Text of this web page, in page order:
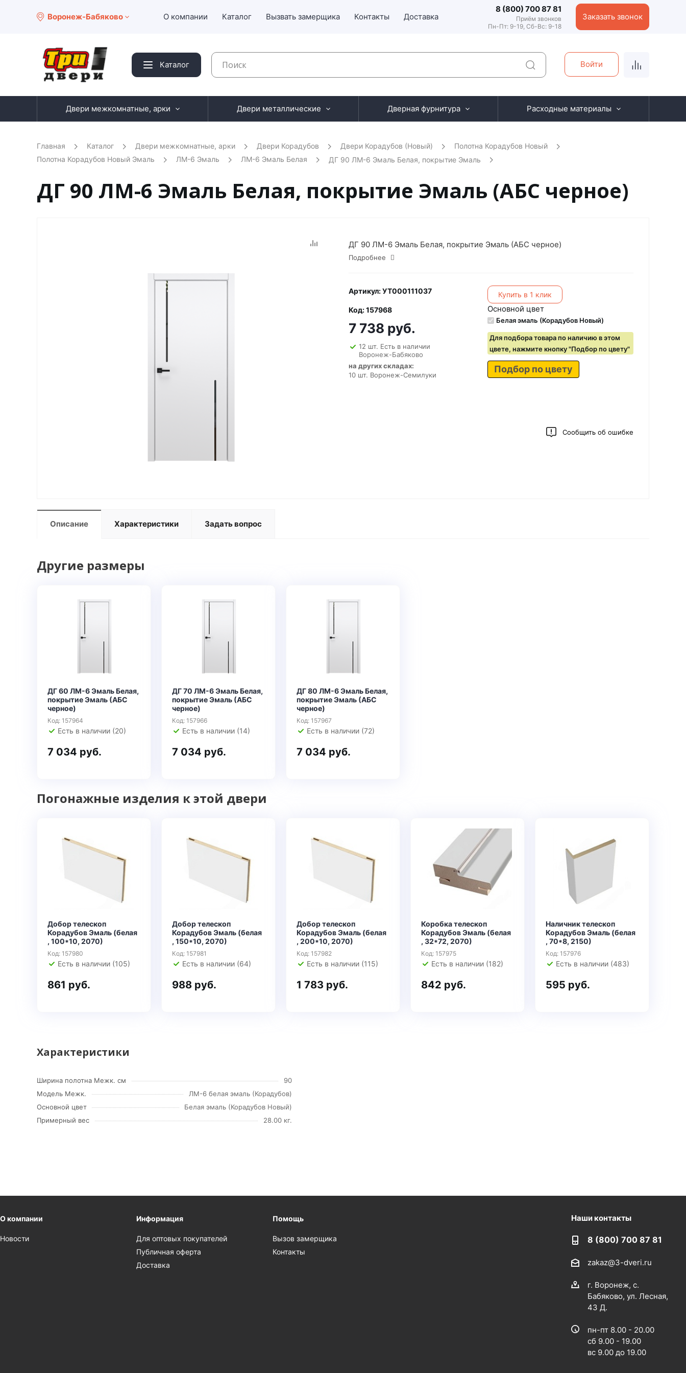
Воронеж-Бабяково О компании Каталог Вызвать замерщика Контакты Доставка
8 (800) 700 87 81
Приём звонков
Пн-Пт: 9-19, Сб-Вс: 9-18
Заказать звонок
Каталог Войти
Двери межкомнатные, арки Двери металлические Дверная фурнитура Расходные материалы
Главная Каталог Двери межкомнатные, арки Двери Корадубов Двери Корадубов (Новый)
Полотна Корадубов Новый
Полотна Корадубов Новый Эмаль
ЛМ-6 Эмаль ЛМ-6 Эмаль Белая ДГ 90 ЛМ-6 Эмаль Белая, покрытие Эмаль
ДГ 90 ЛМ-6 Эмаль Белая, покрытие Эмаль (АБС черное)
ДГ 90 ЛМ-6 Эмаль Белая, покрытие Эмаль (АБС черное)
Подробнее
Артикул: УТ000111037
Код: 157968
7 738 руб.
12 шт. Есть в наличии
Воронеж-Бабяково
на других складах:
10 шт. Воронеж-Семилуки
Купить в 1 клик
Основной цвет
Белая эмаль (Корадубов Новый)
Для подбора товара по наличию в этом
цвете, нажмите кнопку "Подбор по цвету"
Подбор по цвету
Сообщить об ошибке
Описание Характеристики Задать вопрос
Другие размеры
ДГ 60 ЛМ-6 Эмаль Белая,
покрытие Эмаль (АБС
черное)
Код: 157964
Есть в наличии (20)
7 034 руб.
ДГ 70 ЛМ-6 Эмаль Белая,
покрытие Эмаль (АБС
черное)
Код: 157966
Есть в наличии (14)
7 034 руб.
ДГ 80 ЛМ-6 Эмаль Белая,
покрытие Эмаль (АБС
черное)
Код: 157967
Есть в наличии (72)
7 034 руб.
Погонажные изделия к этой двери
Добор телескоп
Корадубов Эмаль (белая
, 100*10, 2070)
Код: 157980
Есть в наличии (105)
861 руб.
Добор телескоп
Корадубов Эмаль (белая
, 150*10, 2070)
Код: 157981
Есть в наличии (64)
988 руб.
Добор телескоп
Корадубов Эмаль (белая
, 200*10, 2070)
Код: 157982
Есть в наличии (115)
1 783 руб.
Коробка телескоп
Корадубов Эмаль (белая
, 32*72, 2070)
Код: 157975
Есть в наличии (182)
842 руб.
Наличник телескоп
Корадубов Эмаль (белая
, 70*8, 2150)
Код: 157976
Есть в наличии (483)
595 руб.
Характеристики
Ширина полотна Межк. см
90
Модель Межк.
ЛМ-6 белая эмаль (Корадубов)
Основной цвет
Белая эмаль (Корадубов Новый)
Примерный вес
28.00 кг.
О компании
Новости
Информация
Для оптовых покупателей
Публичная оферта
Доставка
Помощь
Вызов замерщика
Контакты
Наши контакты
8 (800) 700 87 81
zakaz@3-dveri.ru
г. Воронеж, с.
Бабяково, ул. Лесная,
43 Д.
пн-пт 8.00 - 20.00
сб 9.00 - 19.00
вс 9.00 до 19.00